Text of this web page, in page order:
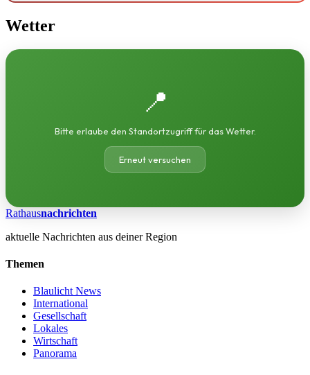
Wetter
📍
Bitte erlaube den Standortzugriff für das Wetter.
Erneut versuchen
Rathausnachrichten
aktuelle Nachrichten aus deiner Region
Themen
Blaulicht News
International
Gesellschaft
Lokales
Wirtschaft
Panorama